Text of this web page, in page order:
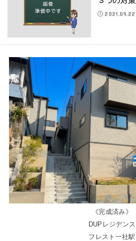
2021.09.22
《完成済み》
DUPレジデンス
フレスト一社駅